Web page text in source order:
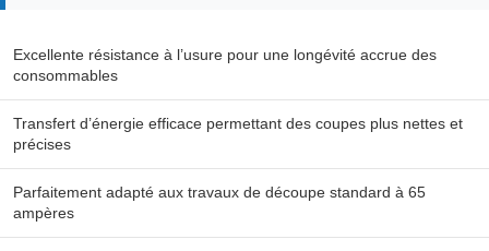
Excellente résistance à l’usure pour une longévité accrue des
consommables
Transfert d’énergie efficace permettant des coupes plus nettes et
précises
Parfaitement adapté aux travaux de découpe standard à 65
ampères